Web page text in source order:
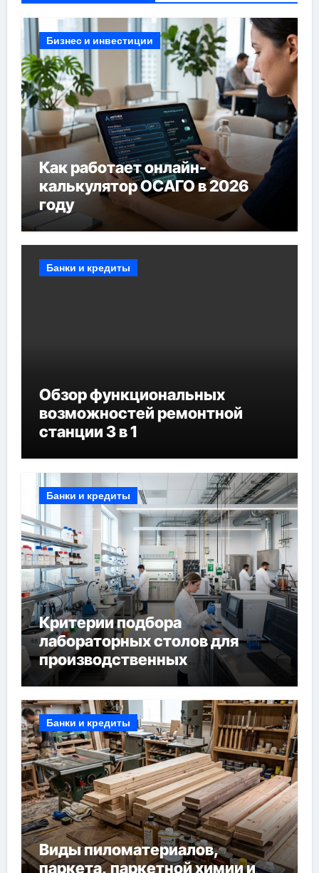
Бизнес и инвестиции
Как работает онлайн-
калькулятор ОСАГО в 2026
году
Банки и кредиты
Обзор функциональных
возможностей ремонтной
станции 3 в 1
Банки и кредиты
Критерии подбора
лабораторных столов для
производственных
лабораторий
Банки и кредиты
Виды пиломатериалов,
паркета, паркетной химии и